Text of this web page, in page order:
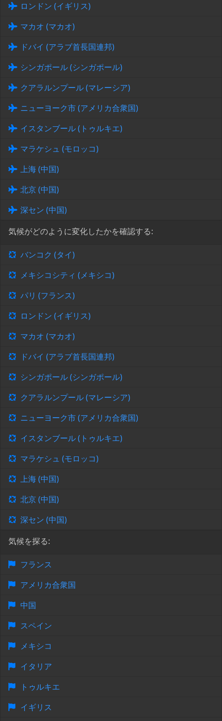
ロンドン (イギリス)
マカオ (マカオ)
ドバイ (アラブ首長国連邦)
シンガポール (シンガポール)
クアラルンプール (マレーシア)
ニューヨーク市 (アメリカ合衆国)
イスタンブール (トゥルキエ)
マラケシュ (モロッコ)
上海 (中国)
北京 (中国)
深セン (中国)
気候がどのように変化したかを確認する:
バンコク (タイ)
メキシコシティ (メキシコ)
パリ (フランス)
ロンドン (イギリス)
マカオ (マカオ)
ドバイ (アラブ首長国連邦)
シンガポール (シンガポール)
クアラルンプール (マレーシア)
ニューヨーク市 (アメリカ合衆国)
イスタンブール (トゥルキエ)
マラケシュ (モロッコ)
上海 (中国)
北京 (中国)
深セン (中国)
気候を探る:
フランス
アメリカ合衆国
中国
スペイン
メキシコ
イタリア
トゥルキエ
イギリス